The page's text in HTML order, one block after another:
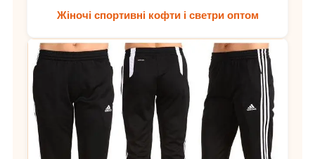
Жіночі спортивні кофти і светри оптом